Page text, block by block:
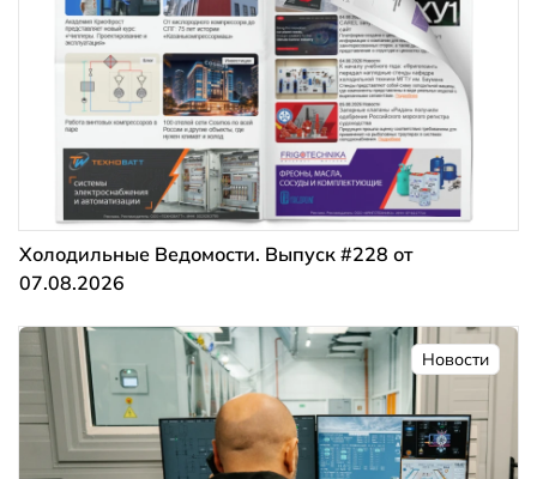
Холодильные Ведомости. Выпуск #228 от
07.08.2026
Новости